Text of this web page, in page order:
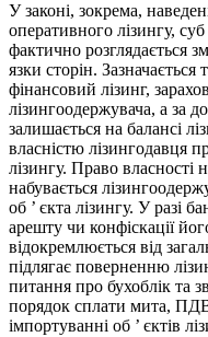
У законі, зокрема,
оперативного лізингу, суб
фактично розглядається
язки сторін.
фінансовий лізинг,
лізингоодержувача, а за
залишається на балансі
власністю лізингодавця
лізингу. Право власності
набувається
об ’ єкта лізингу. У разі
арешту чи конфіскації
відокремлюється від
підлягає поверненню
питання про бухоблік та
порядок сплати мита,
імпортуванні об ’ єктів